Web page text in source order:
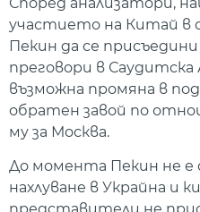
участието на Китай в
Пекин да се
преговори в Саудитска
възможна промяна в
обратен завой по
му за Москва.
До момента Пекин не е
нахлуване в Украйна и